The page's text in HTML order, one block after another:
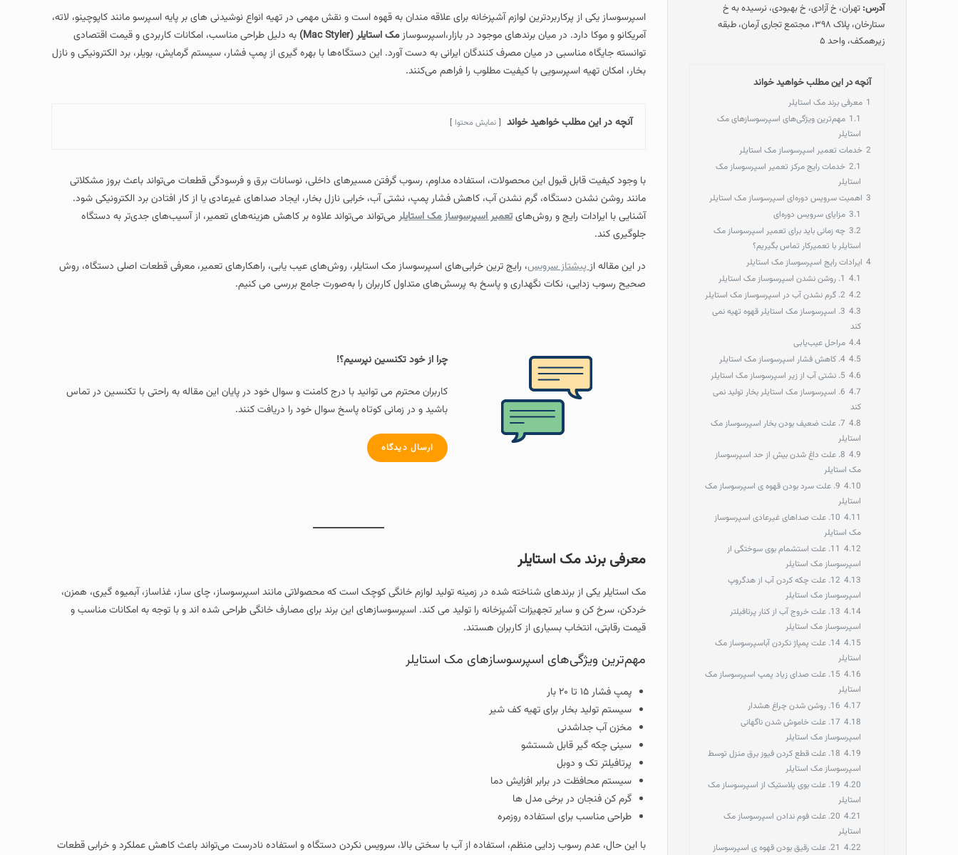
اسپرسوساز یکی از پرکاربردترین لوازم آشپزخانه برای علاقه‌ مندان به قهوه است و نقش مهمی در تهیه انواع نوشیدنی‌ های بر پایه اسپرسو مانند کاپوچینو، لاته،
آمریکانو و موکا دارد. در میان برندهای موجود در بازار،اسپرسوسازمک استایلر (Mac Styler)
به دلیل طراحی مناسب، امکانات کاربردی و قیمت اقتصادی
توانسته جایگاه مناسبی در میان مصرف‌ کنندگان ایرانی به دست آورد. این دستگاه‌ها با بهره‌ گیری از پمپ فشار، سیستم گرمایش، بویلر، برد الکترونیکی و نازل
بخار، امکان تهیه اسپرسویی با کیفیت مطلوب را فراهم می‌کنند.
آنچه در این مطلب خواهید خواند نمایش محتوا
با وجود کیفیت قابل قبول این محصولات، استفاده مداوم، رسوب گرفتن مسیرهای داخلی، نوسانات برق و فرسودگی قطعات می‌تواند باعث بروز مشکلاتی
مانند روشن نشدن دستگاه، گرم نشدن آب، کاهش فشار پمپ، نشتی آب، خرابی نازل بخار، ایجاد صداهای غیرعادی یا از کار افتادن برد الکترونیکی شود.
آشنایی با ایرادات رایج و روش‌هایتعمیر اسپرسوساز مک استایلر می‌تواند می‌تواند علاوه بر کاهش هزینه‌های تعمیر، از آسیب‌های جدی‌تر به دستگاه
جلوگیری کند.
در این مقاله ازپیشتاز سرویس، رایج‌ ترین خرابی‌های اسپرسوساز مک استایلر، روش‌های عیب‌ یابی، راهکارهای تعمیر، معرفی قطعات اصلی دستگاه، روش
صحیح رسوب‌ زدایی، نکات نگهداری و پاسخ به پرسش‌های متداول کاربران را به‌صورت جامع بررسی می‌ کنیم.
چرا از خود تکنسین نپرسیم؟!
کاربران محترم می توانید با درج کامنت و سوال خود در پایان این مقاله به راحتی با تکنسین در تماس
باشید و در زمانی کوتاه پاسخ سوال خود را دریافت کنند.
ارسال دیدگاه
معرفی برند مک استایلر
مک استایلر یکی از برندهای شناخته‌ شده در زمینه تولید لوازم خانگی کوچک است که محصولاتی مانند اسپرسوساز، چای‌ ساز، غذاساز، آبمیوه‌ گیری، همزن،
خردکن، سرخ‌ کن و سایر تجهیزات آشپزخانه را تولید می‌ کند. اسپرسوسازهای این برند برای مصارف خانگی طراحی شده‌ اند و با توجه به امکانات مناسب و
قیمت رقابتی، انتخاب بسیاری از کاربران هستند.
مهم‌ترین ویژگی‌های اسپرسوسازهای مک استایلر
پمپ فشار ۱۵ تا ۲۰ بار
سیستم تولید بخار برای تهیه کف شیر
مخزن آب جداشدنی
سینی چکه‌ گیر قابل شستشو
پرتافیلتر تک و دوبل
سیستم محافظت در برابر افزایش دما
گرم‌ کن فنجان در برخی مدل‌ ها
طراحی مناسب برای استفاده روزمره
با این حال، عدم رسوب‌ زدایی منظم، استفاده از آب با سختی بالا، سرویس نکردن دستگاه و استفاده نادرست می‌تواند باعث کاهش عملکرد و خرابی قطعات
آدرس: تهران، خ آزادی، خ بهبودی، نرسیده به خ
ستارخان، پلاک ۳۹۸، مجتمع تجاری آرمان، طبقه
زیرهمکف، واحد ۵
آنچه در این مطلب خواهید خواند
1 معرفی برند مک استایلر
1.1 مهم‌ترین ویژگی‌های اسپرسوسازهای مک
استایلر
2 خدمات تعمیر اسپرسوساز مک استایلر
2.1 خدمات رایج مرکز تعمیر اسپرسوساز مک
استایلر
3 اهمیت سرویس دوره‌ای اسپرسوساز مک استایلر
3.1 مزایای سرویس دوره‌ای
3.2 چه زمانی باید برای تعمیر اسپرسوساز مک
استایلر با تعمیرکار تماس بگیریم؟
4 ایرادات رایج اسپرسوساز مک استایلر
4.1 1. روشن نشدن اسپرسوساز مک استایلر
4.2 2. گرم نشدن آب در اسپرسوساز مک استایلر
4.3
3. اسپرسوساز مک استایلر قهوه تهیه نمی‌
کند
4.4 مراحل عیب‌یابی
4.5 4. کاهش فشار اسپرسوساز مک استایلر
4.6 5. نشتی آب از زیر اسپرسوساز مک استایلر
4.7
6. اسپرسوساز مک استایلر بخار تولید نمی‌
کند
4.8
7. علت ضعیف بودن بخار اسپرسوساز مک
استایلر
4.9
8. علت داغ شدن بیش از حد اسپرسوساز
مک استایلر
4.10
9. علت سرد بودن قهوه ی اسپرسوساز مک
استایلر
4.11
10. علت صداهای غیرعادی اسپرسوساز
مک استایلر
4.12
11. علت استشمام بوی سوختگی از
اسپرسوساز مک استایلر
4.13
12. علت چکه کردن آب از هدگروپ
اسپرسوساز مک استایلر
4.14
13. علت خروج آب از کنار پرتافیلتر
اسپرسوساز مک استایلر
4.15
14. علت پمپاژ نکردن آباسپرسوساز مک
استایلر
4.16
15. علت صدای زیاد پمپ اسپرسوساز مک
استایلر
4.17 16. روشن شدن چراغ هشدار
4.18
17. علت خاموش شدن ناگهانی
اسپرسوساز مک استایلر
4.19
18. علت قطع کردن فیوز برق منزل توسط
اسپرسوساز مک استایلر
4.20
19. علت بوی پلاستیک از اسپرسوساز مک
استایلر
4.21
20. علت فوم ندادن اسپرسوساز مک
استایلر
4.22
21. علت رقیق بودن قهوه ی اسپرسوساز